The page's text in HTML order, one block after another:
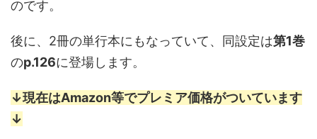
のです。
後に、2冊の単行本にもなっていて、同設定は第1巻
のp.126に登場します。
↓現在はAmazon等でプレミア価格がついています
↓